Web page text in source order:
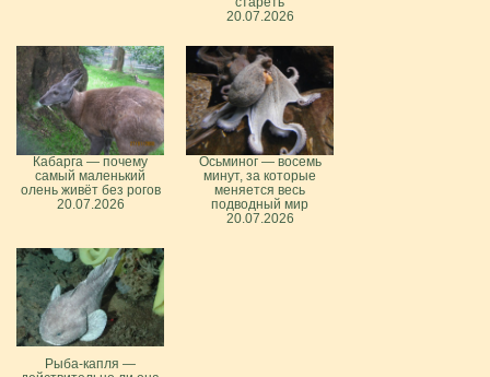
20.07.2026
Кабарга — почему
самый маленький
олень живёт без рогов
20.07.2026
Осьминог — восемь
минут, за которые
меняется весь
подводный мир
20.07.2026
Рыба-капля —